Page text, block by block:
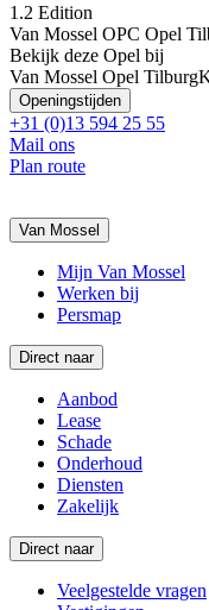
1.2 Edition
Van Mossel OPC Opel
Bekijk deze Opel bij
Van Mossel Opel Tilburg
Openingstijden
+31 (0)13 594 25 55
Mail ons
Plan route
Van Mossel
Mijn Van Mossel
Werken bij
Persmap
Direct naar
Aanbod
Lease
Schade
Onderhoud
Diensten
Zakelijk
Direct naar
Veelgestelde vragen